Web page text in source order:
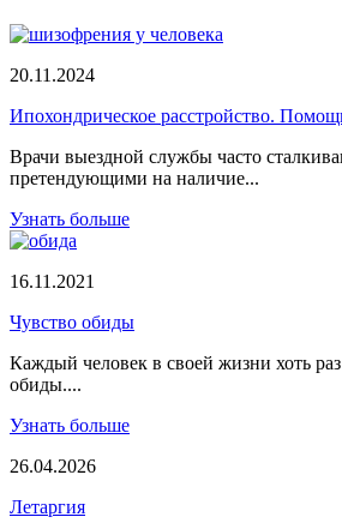
20.11.2024
Ипохондрическое расстройство.
Врачи выездной службы часто
претендующими на наличие...
Узнать больше
16.11.2021
Чувство обиды
Каждый человек в своей жизни хоть
обиды....
Узнать больше
26.04.2026
Летаргия